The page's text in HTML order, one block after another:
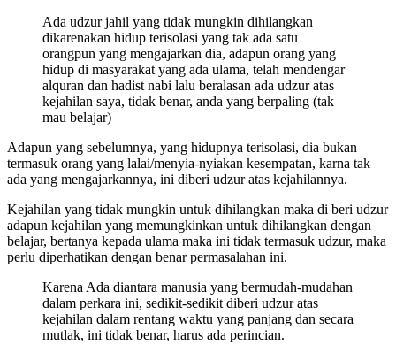
Ada udzur jahil yang tidak mungkin dihilangkan
dikarenakan hidup terisolasi yang tak ada satu
orangpun yang mengajarkan dia, adapun orang yang
hidup di masyarakat yang ada ulama, telah mendengar
alquran dan hadist nabi lalu beralasan ada udzur atas
kejahilan saya, tidak benar, anda yang berpaling (tak
mau belajar)
Adapun yang sebelumnya, yang hidupnya terisolasi, dia bukan
termasuk orang yang lalai/menyia-nyiakan kesempatan, karna tak
ada yang mengajarkannya, ini diberi udzur atas kejahilannya.
Kejahilan yang tidak mungkin untuk dihilangkan maka di beri udzur
adapun kejahilan yang memungkinkan untuk dihilangkan dengan
belajar, bertanya kepada ulama maka ini tidak termasuk udzur, maka
perlu diperhatikan dengan benar permasalahan ini.
Karena Ada diantara manusia yang bermudah-mudahan
dalam perkara ini, sedikit-sedikit diberi udzur atas
kejahilan dalam rentang waktu yang panjang dan secara
mutlak, ini tidak benar, harus ada perincian.